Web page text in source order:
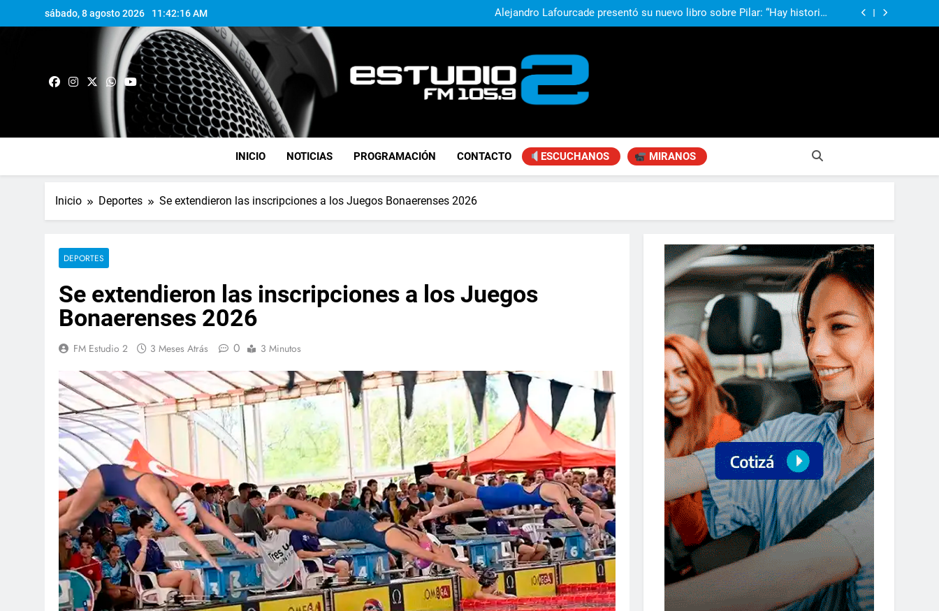
sábado, 8 agosto 2026 11:42:17 AM
desarrollo de la comunidad
Alejandro Lafourcade presentó su nuevo libro sobre Pilar: “Hay historias
que, si nadie las plasma, se pierden para siempre”
Achával, primero en imagen positiva entre jefes comunales del GBA
Alejandro Lafourcade presentó su nuevo libro sobre Pilar: “Hay historias
Achával, primero en imagen positiva entre jefes comunales del GBA
FM Estudio 2
INICIO NOTICIAS PROGRAMACIÓN CONTACTO ESCUCHANOS MIRANOS
Inicio Deportes Se extendieron las inscripciones a los Juegos Bonaerenses 2026
DEPORTES
Se extendieron las inscripciones a los Juegos
Bonaerenses 2026
FM Estudio 2 3 Meses Atrás 0 3 Minutos